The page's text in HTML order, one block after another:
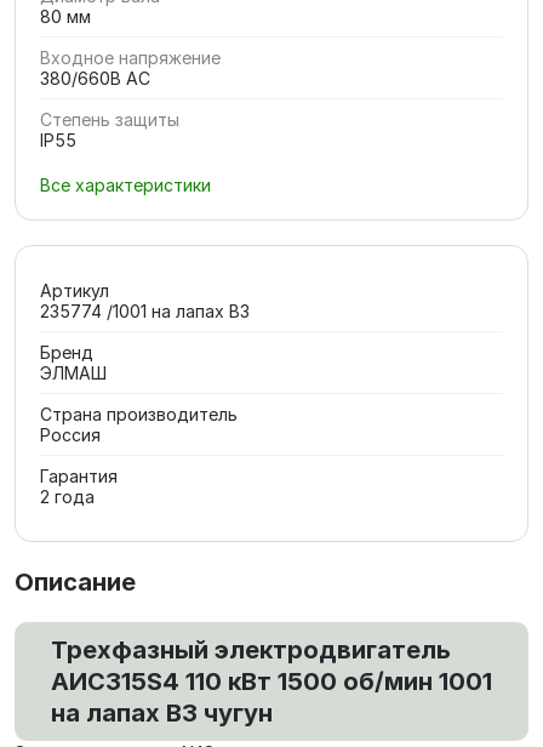
80 мм
Входное напряжение
380/660В AC
Степень защиты
IP55
Все характеристики
Артикул
235774 /1001 на лапах В3
Бренд
ЭЛМАШ
Страна производитель
Россия
Гарантия
2 года
Описание
Трехфазный электродвигатель
АИС315S4 110 кВт 1500 об/мин 1001
на лапах В3 чугун